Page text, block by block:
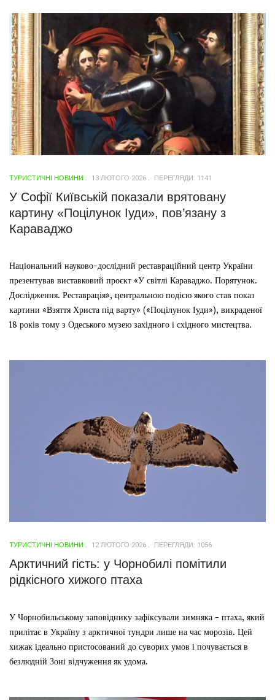
ТУРИСТИЧНІ НОВИНИ 13 ЛЮТОГО 2026 ПЕРЕГЛЯДИ: 1141
У Софії Київській показали врятовану
картину «Поцілунок Іуди», пов’язану з
Караваджо
Національний науково-дослідний реставраційний центр України
презентував виставковий проєкт «У світлі Караваджо. Порятунок.
Дослідження. Реставрація», центральною подією якого став показ
картини «Взяття Христа під варту» («Поцілунок Іуди»), викраденої
18 років тому з Одеського музею західного і східного мистецтва.
ТУРИСТИЧНІ НОВИНИ 12 ЛЮТОГО 2026 ПЕРЕГЛЯДИ: 1056
Арктичний гість: у Чорнобилі помітили
рідкісного хижого птаха
У Чорнобильському заповіднику зафіксували зимняка - птаха, який
прилітає в Україну з арктичної тундри лише на час морозів. Цей
хижак ідеально пристосований до суворих умов і почувається в
безлюдній Зоні відчуження як удома.